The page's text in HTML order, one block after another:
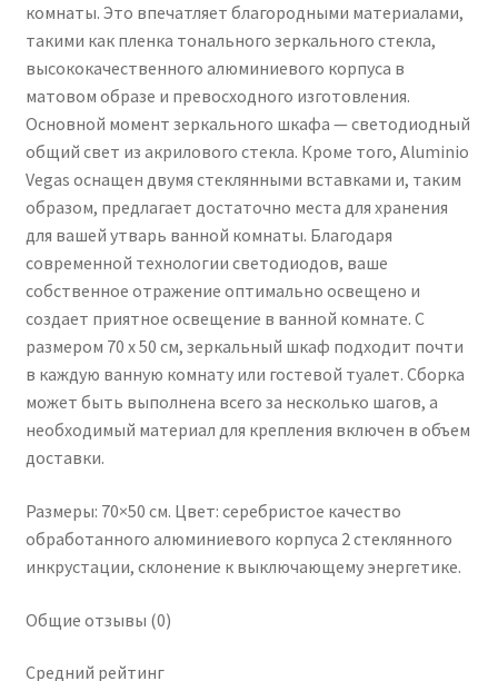
комнаты. Это впечатляет благородными материалами,
такими как пленка тонального зеркального стекла,
высококачественного алюминиевого корпуса в
матовом образе и превосходного изготовления.
Основной момент зеркального шкафа — светодиодный
общий свет из акрилового стекла. Кроме того, Aluminio
Vegas оснащен двумя стеклянными вставками и, таким
образом, предлагает достаточно места для хранения
для вашей утварь ванной комнаты. Благодаря
современной технологии светодиодов, ваше
собственное отражение оптимально освещено и
создает приятное освещение в ванной комнате. С
размером 70 х 50 см, зеркальный шкаф подходит почти
в каждую ванную комнату или гостевой туалет. Сборка
может быть выполнена всего за несколько шагов, а
необходимый материал для крепления включен в объем
доставки.
Размеры: 70×50 см. Цвет: серебристое качество
обработанного алюминиевого корпуса 2 стеклянного
инкрустации, склонение к выключающему энергетике.
Общие отзывы (0)
Средний рейтинг